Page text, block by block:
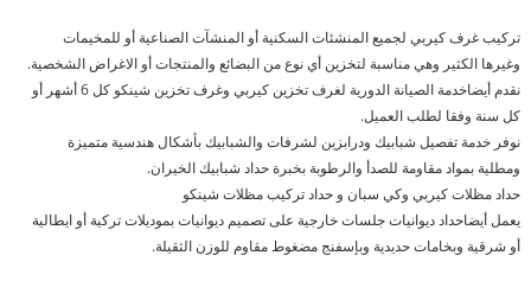
تركيب غرف كيربي لجميع المنشئات السكنية أو المنشآت الصناعية أو للمخيمات
وغيرها الكثير وهي مناسبة لتخزين أي نوع من البضائع والمنتجات أو الاغراض الشخصية.
نقدم أيضاخدمة الصيانة الدورية لغرف تخزين كيربي وغرف تخزين شينكو كل 6 أشهر أو
كل سنة وفقا لطلب العميل.
نوفر خدمة تفصيل شبابيك ودرابزين لشرفات والشبابيك بأشكال هندسية متميزة
ومطلية بمواد مقاومة للصدأ والرطوبة بخبرة حداد شبابيك الخيران.
حداد مظلات كيربي وكي سبان و حداد تركيب مظلات شينكو
يعمل أيضاحداد ديوانيات جلسات خارجية على تصميم ديوانيات بموديلات تركية أو ايطالية
أو شرقية وبخامات حديدية وبإسفنج مضغوط مقاوم للوزن الثقيلة.